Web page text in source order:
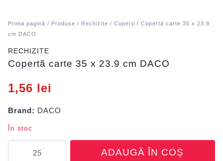
Prima pagină / Produse / Rechizite / Coperți / Copertă carte 35 x 23.9
cm DACO
RECHIZITE
Copertă carte 35 x 23.9 cm DACO
1,56 lei
Brand: DACO
În stoc
Copertă
ADAUGĂ ÎN COȘ